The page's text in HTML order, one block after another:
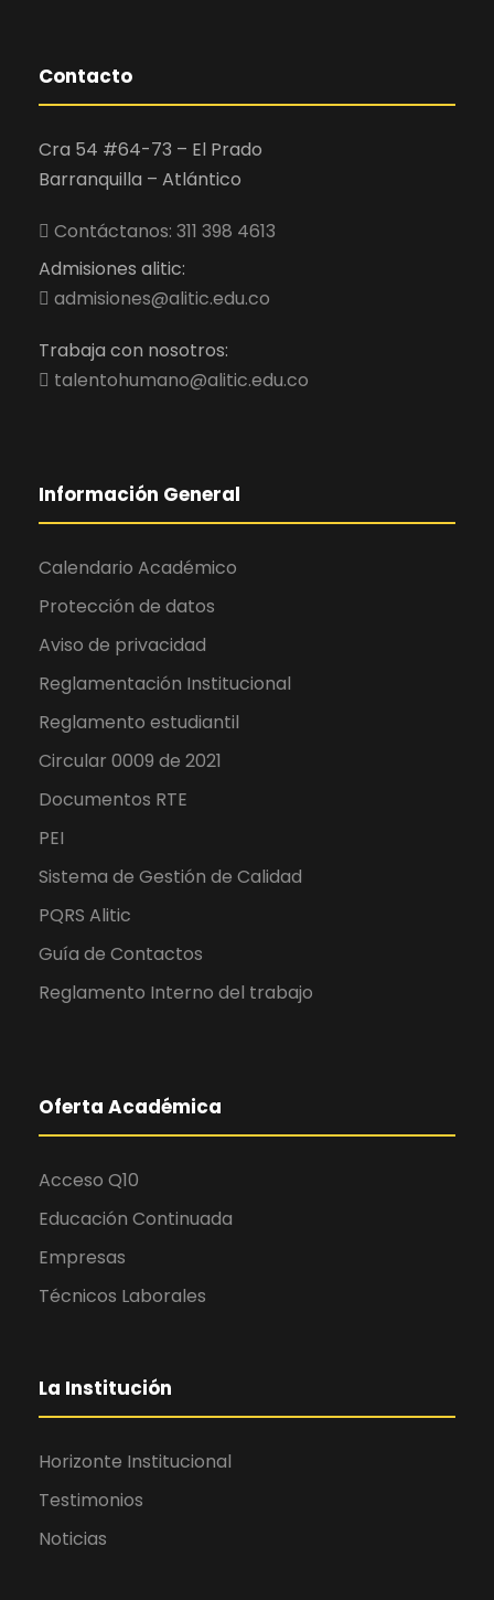
Contacto
Cra 54 #64-73 – El Prado
Barranquilla – Atlántico
Contáctanos: 311 398 4613
Admisiones alitic:
admisiones@alitic.edu.co
Trabaja con nosotros:
talentohumano@alitic.edu.co
Información General
Calendario Académico
Protección de datos
Aviso de privacidad
Reglamentación Institucional
Reglamento estudiantil
Circular 0009 de 2021
Documentos RTE
PEI
Sistema de Gestión de Calidad
PQRS Alitic
Guía de Contactos
Reglamento Interno del trabajo
Oferta Académica
Acceso Q10
Educación Continuada
Empresas
Técnicos Laborales
La Institución
Horizonte Institucional
Testimonios
Noticias